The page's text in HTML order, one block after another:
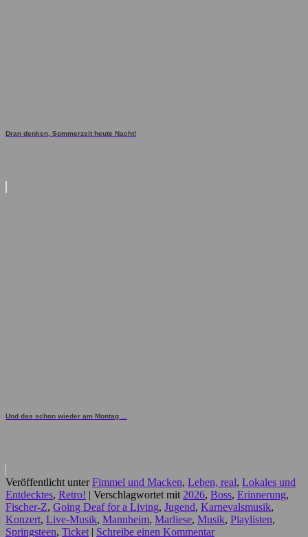
Dran denken, Sommerzeit heute Nacht!
Und das schon wieder am Montag ...
Veröffentlicht unter Fimmel und Macken, Leben, real, Lokales und
Entdecktes, Retro! | Verschlagwortet mit 2026, Boss, Erinnerung,
Fischer-Z, Going Deaf for a Living, Jugend, Karnevalsmusik,
Konzert, Live-Musik, Mannheim, Marliese, Musik, Playlisten,
Springsteen, Ticket | Schreibe einen Kommentar